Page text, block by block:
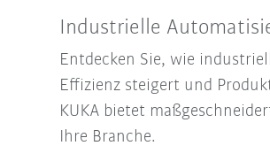
Industrielle
Entdecken Sie, wie
Effizienz steigert und
KUKA bietet
Ihre Branche.